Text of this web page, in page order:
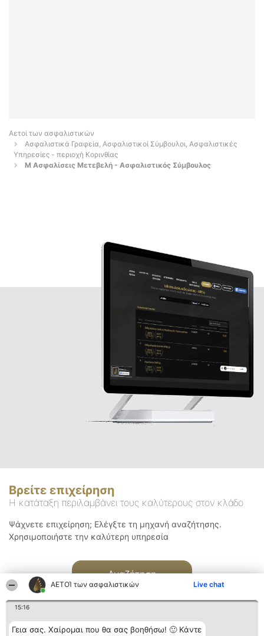
ΑΕΤΟΊ των ασφαλιστικών Live chat
15:16
Γεια σας. Χαίρομαι που θα σας βοηθήσω! 🙂 Κάντε
Αετοί των ασφαλιστικών
Ασφαλιστικά Γραφεία, Ασφαλιστικοί Σύμβουλοι, Ασφαλιστικές
Υπηρεσίες - περιοχή Κορινθίας
Μ Ασφαλίσεις Μετεβελή - Ασφαλιστικός Σύμβουλος
Βρείτε επιχείρηση
Η κατάταξη περιλαμβάνει τους καλύτερους στον κλάδο
Ψάχνετε επιχείρηση; Ελέγξτε τη μηχανή αναζήτησης.
Χρησιμοποιήστε την καλύτερη υπηρεσία
Αναζήτηση